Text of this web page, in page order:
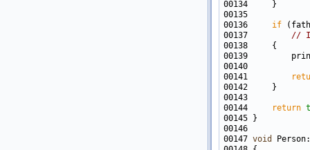
00136 if
00137 // If
00139
00140
00141
00144
return
00147 void